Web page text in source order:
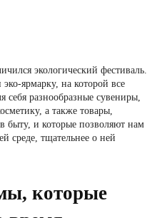
экологический фестиваль.
ярмарку, на которой все
разнообразные сувениры,
а также товары,
быту, и которые позволяют нам
среде, тщательнее о ней
которые